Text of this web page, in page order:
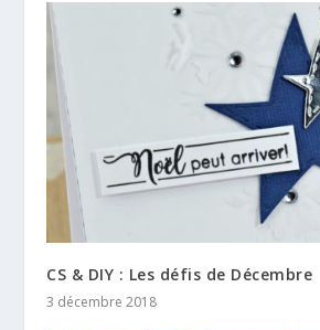
CS & DIY : Les défis de Décembre
3 décembre 2018